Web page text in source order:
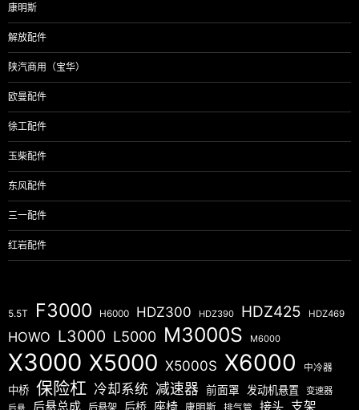
康明斯
解放配件
陕汽商用（宝华）
欧曼配件
徐工配件
玉柴配件
东风配件
三一配件
红岩配件
5.5T F3000 H6000 HDZ300 HDZ390 HDZ425 HDZ469
HOWO L3000 L5000 M3000S M6000
X3000 X5000 X5000S X6000 中冷器
中桥 保险杠 冷却系统 减速器 前面罩 发动机悬置 变速器
后悬 后悬总成 后悬架 后桥 座椅 康明斯 排气管 接头 支架